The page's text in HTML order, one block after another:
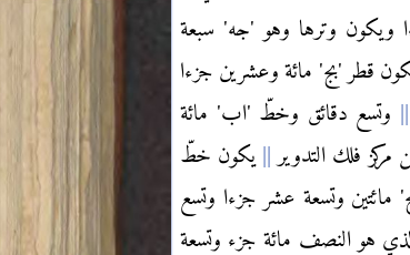
ويكون وترها وهو 'جه' سبعة
قطر 'بج' مائة وعشرين جزءا
وتسع دقائق وخطّ 'اب' مائة
فلك التدوير
يكون خطّ
وتسعة عشر جزءا وتسع
هو النصف مائة جزء وتسعة